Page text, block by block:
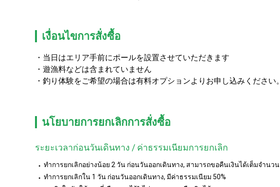
เงื่อนไขการสั่งซื้อ
当日はエリア手前にポールを設置させていただきます
遊漁料などは含まれていません
釣り体験をご希望の場合は有料オプションよりお申し込みください。
นโยบายการยกเลิกการสั่งซื้อ
ระยะเวลาก่อนวันเดินทาง / ค่าธรรมเนียมการยกเลิก
ทำการยกเลิกอย่างน้อย 2 วัน ก่อนวันออกเดินทาง, สามารถขอคืนเงินได้เต็มจำนวน
ทำการยกเลิกใน 1 วัน ก่อนวันออกเดินทาง, มีค่าธรรมเนียม 50%